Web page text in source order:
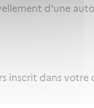
d'une
inscrit dans votre